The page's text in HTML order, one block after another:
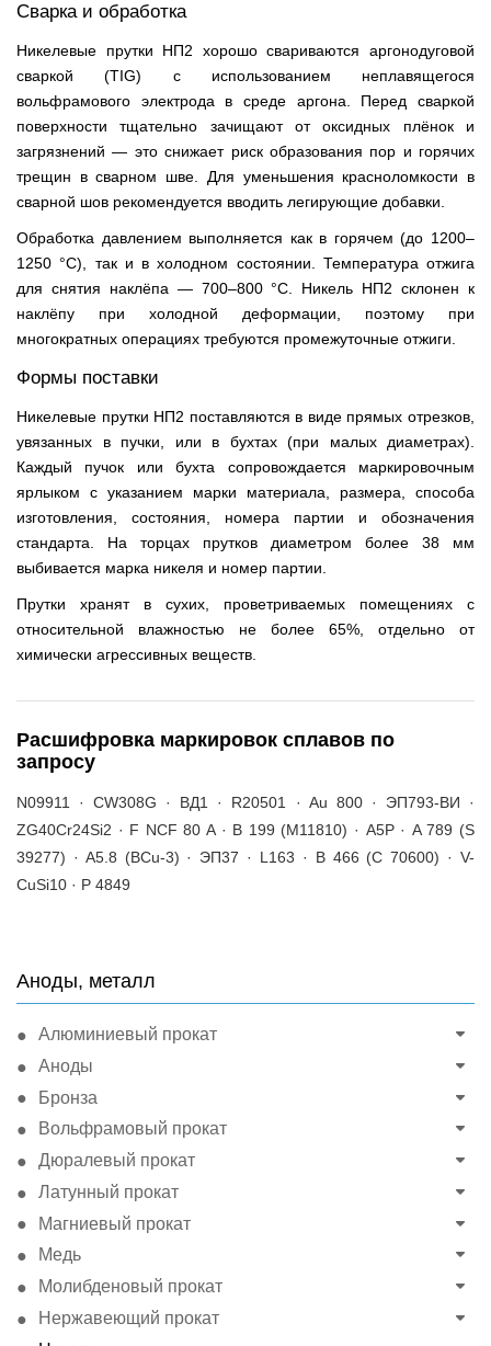
Аноды, металл
Алюминиевый прокат
Аноды
Бронза
Вольфрамовый прокат
Дюралевый прокат
Латунный прокат
Магниевый прокат
Медь
Молибденовый прокат
Нержавеющий прокат
Сварка и обработка
Никелевые прутки НП2 хорошо свариваются аргонодуговой
сваркой (TIG) с использованием неплавящегося
вольфрамового электрода в среде аргона. Перед сваркой
поверхности тщательно зачищают от оксидных плёнок и
загрязнений — это снижает риск образования пор и горячих
трещин в сварном шве. Для уменьшения красноломкости в
сварной шов рекомендуется вводить легирующие добавки.
Обработка давлением выполняется как в горячем (до 1200–
1250 °C), так и в холодном состоянии. Температура отжига
для снятия наклёпа — 700–800 °C. Никель НП2 склонен к
наклёпу при холодной деформации, поэтому при
многократных операциях требуются промежуточные отжиги.
Формы поставки
Никелевые прутки НП2 поставляются в виде прямых отрезков,
увязанных в пучки, или в бухтах (при малых диаметрах).
Каждый пучок или бухта сопровождается маркировочным
ярлыком с указанием марки материала, размера, способа
изготовления, состояния, номера партии и обозначения
стандарта. На торцах прутков диаметром более 38 мм
выбивается марка никеля и номер партии.
Прутки хранят в сухих, проветриваемых помещениях с
относительной влажностью не более 65%, отдельно от
химически агрессивных веществ.
Расшифровка маркировок сплавов по
запросу
N09911 · CW308G · ВД1 · R20501 · Au 800 · ЭП793-ВИ ·
ZG40Cr24Si2 · F NCF 80 A · B 199 (M11810) · А5Р · A 789 (S
39277) · A5.8 (BCu-3) · ЭП37 · L163 · B 466 (C 70600) · V-
CuSi10 · P 4849